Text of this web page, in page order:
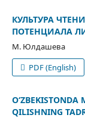
КУЛЬТУРА
ПОТЕНЦИАЛА
М. Юлдашева
PDF (English)
QILISHNING